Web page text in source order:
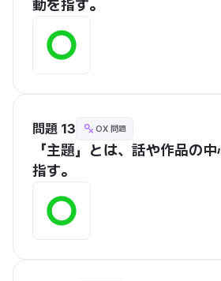
動を指す。
問題 13 OX 問題
「主題」とは、話や作品の
指す。